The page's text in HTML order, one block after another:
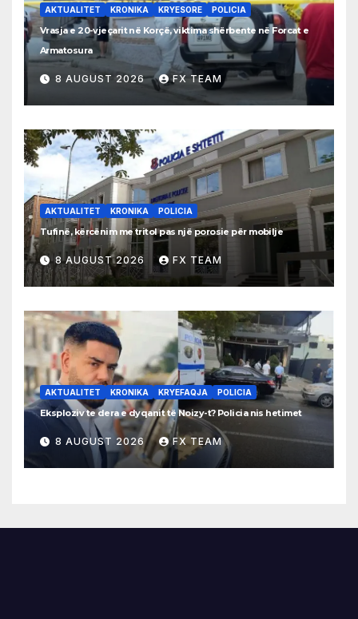
AKTUALITET KRONIKA KRYESORE POLICIA
Vrasja e 20-vjeçarit në Korçë, viktima shërbente në Forcat e
Armatosura
8 AUGUST 2026 FX TEAM
AKTUALITET KRONIKA POLICIA
Tufinë, kërcënim me tritol pas një porosie për mobilje
8 AUGUST 2026 FX TEAM
AKTUALITET KRONIKA KRYEFAQJA POLICIA
Eksploziv te dera e dyqanit të Noizy-t? Policia nis hetimet
8 AUGUST 2026 FX TEAM